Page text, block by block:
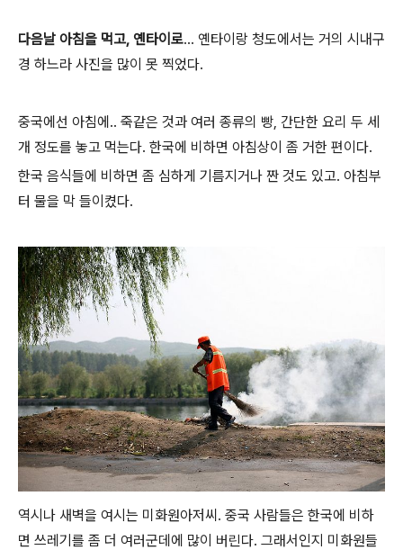
다음날 아침을 먹고, 옌타이로... 옌타이랑 청도에서는 거의 시내구
경 하느라 사진을 많이 못 찍었다.
중국에선 아침에.. 죽같은 것과 여러 종류의 빵, 간단한 요리 두 세
개 정도를 놓고 먹는다. 한국에 비하면 아침상이 좀 거한 편이다.
한국 음식들에 비하면 좀 심하게 기름지거나 짠 것도 있고. 아침부
터 물을 막 들이켰다.
역시나 새벽을 여시는 미화원아저씨. 중국 사람들은 한국에 비하
면 쓰레기를 좀 더 여러군데에 많이 버린다. 그래서인지 미화원들